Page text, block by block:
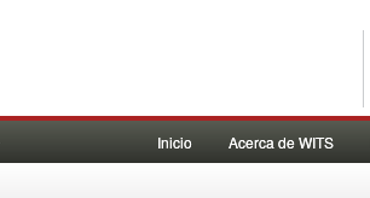
Inicio Acerca de WITS